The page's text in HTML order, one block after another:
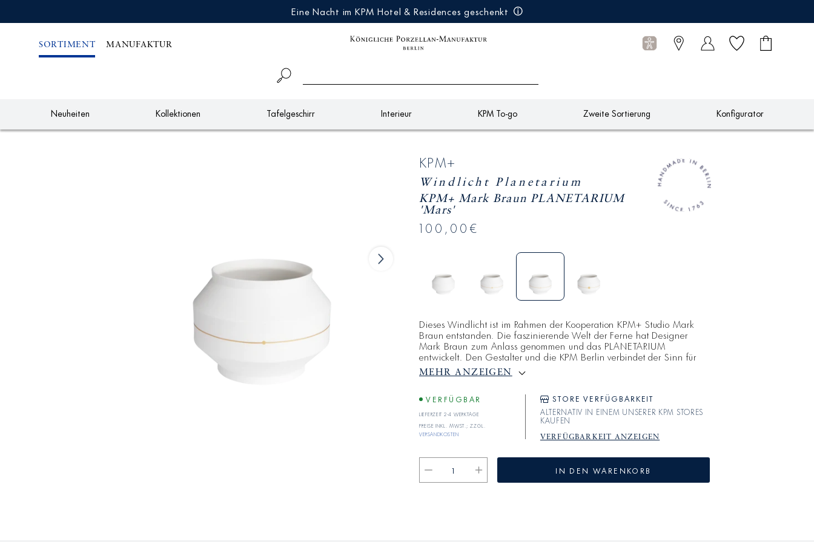
Eine Nacht im KPM Hotel & Residences geschenkt
SORTIMENT MANUFAKTUR
Wunschliste
Warenkorb
0
Neuheiten Kollektionen Tafelgeschirr Interieur KPM To-go Zweite Sortierung Konfigurator
KPM+
Windlicht Planetarium
KPM+ Mark Braun PLANETARIUM
'Mars'
100,00€
Dieses Windlicht ist im Rahmen der Kooperation KPM+ Studio Mark
Braun entstanden. Die faszinierende Welt der Ferne hat Designer
Mark Braun zum Anlass genommen und das PLANETARIUM
entwickelt. Den Gestalter und die KPM Berlin verbindet der Sinn für
Dinge, die mit viel Aufmerksamkeit und hohem handwerklichen
Können gefertigt werden. Dieses Gespür für Wertigkeit und Qualität
limitierte Serie in minimalistischem Design, die eine Reise durch un
MEHR ANZEIGEN
VERFÜGBAR
Lieferzeit 2-4 Werktage
Preise inkl. MwSt.; zzgl.
Versandkosten
STORE VERFÜGBARKEIT
ALTERNATIV IN EINEM UNSERER KPM STORES
KAUFEN
VERFÜGBARKEIT ANZEIGEN
Verringere
die
Erhöhe
die
IN DEN WARENKORB